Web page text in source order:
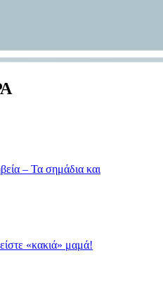
– Τα σημάδια και
«κακιά» μαμά!